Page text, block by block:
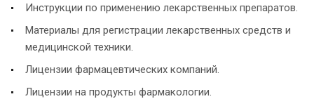
Инструкции по применению лекарственных препаратов.
Материалы для регистрации лекарственных средств и
медицинской техники.
Лицензии фармацевтических компаний.
Лицензии на продукты фармакологии.